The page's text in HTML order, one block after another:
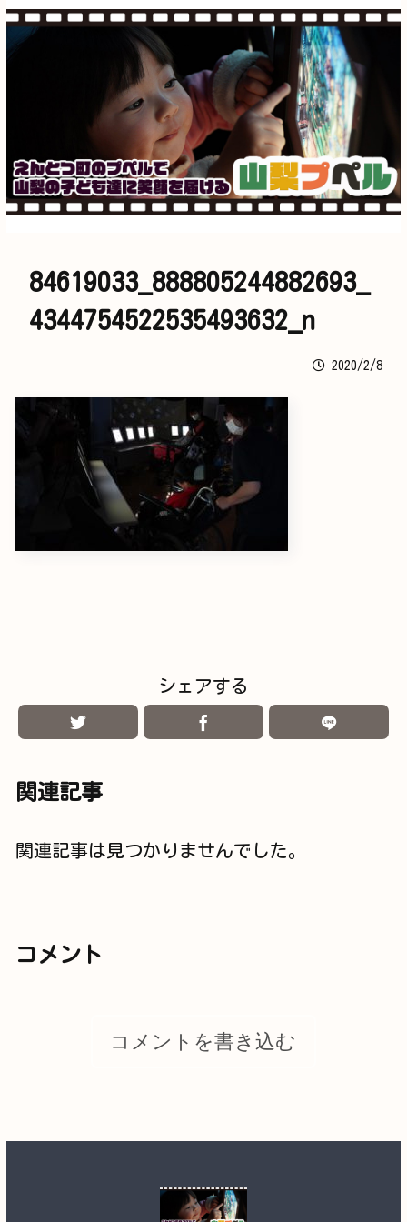
84619033_888805244882693_
4344754522535493632_n
2020/2/8
シェアする
関連記事
関連記事は見つかりませんでした。
コメント
コメントを書き込む